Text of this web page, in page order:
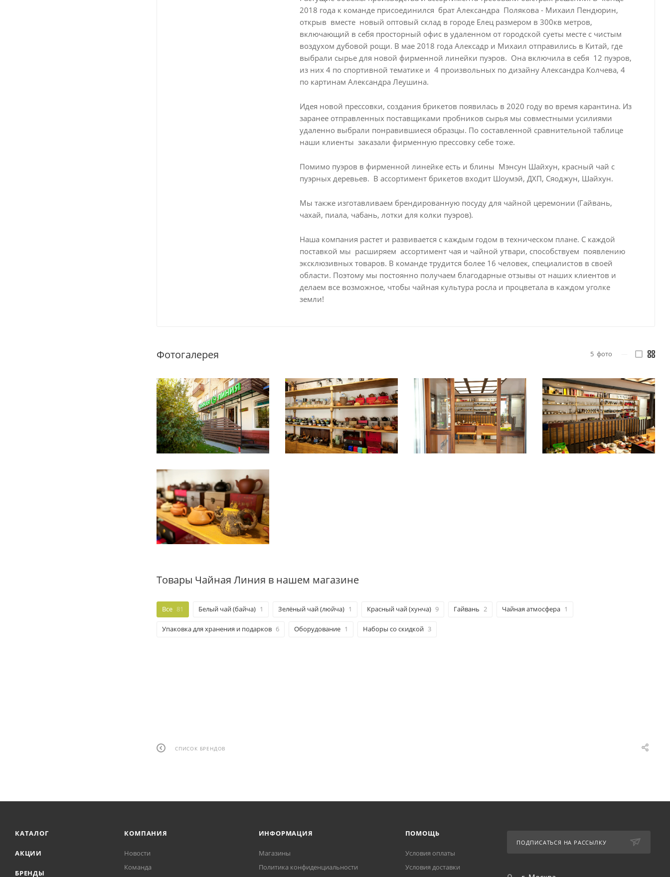
2018 года к команде присоединился брат Александра Полякова - Михаил Пендюрин,
открыв вместе новый оптовый склад в городе Елец размером в 300кв метров,
включающий в себя просторный офис в удаленном от городской суеты месте с чистым
воздухом дубовой рощи. В мае 2018 года Алексадр и Михаил отправились в Китай, где
выбрали сырье для новой фирменной линейки пуэров. Она включила в себя 12 пуэров,
из них 4 по спортивной тематике и 4 произвольных по дизайну Александра Колчева, 4
по картинам Александра Леушина.
Идея новой прессовки, создания брикетов появилась в 2020 году во время карантина. Из
заранее отправленных поставщиками пробников сырья мы совместными усилиями
удаленно выбрали понравившиеся образцы. По составленной сравнительной таблице
наши клиенты заказали фирменную прессовку себе тоже.
Помимо пуэров в фирменной линейке есть и блины Мэнсун Шайхун, красный чай с
пуэрных деревьев. В ассортимент брикетов входит Шоумэй, ДХП, Сяоджун, Шайхун.
Мы также изготавливаем брендированную посуду для чайной церемонии (Гайвань,
чахай, пиала, чабань, лотки для колки пуэров).
Наша компания растет и развивается с каждым годом в техническом плане. С каждой
поставкой мы расширяем ассортимент чая и чайной утвари, способствуем появлению
эксклюзивных товаров. В команде трудится более 16 человек, специалистов в своей
области. Поэтому мы постоянно получаем благодарные отзывы от наших клиентов и
делаем все возможное, чтобы чайная культура росла и процветала в каждом уголке
земли!
Фотогалерея 5 фото
Товары Чайная Линия в нашем магазине
Все 81 Белый чай (байча) 1 Зелёный чай (люйча) 1 Красный чай (хунча) 9 Гайвань 2 Чайная атмосфера 1
Упаковка для хранения и подарков 6 Оборудование 1 Наборы со скидкой 3
СПИСОК БРЕНДОВ
КАТАЛОГ
АКЦИИ
БРЕНДЫ
КОМПАНИЯ
Новости
Команда
ИНФОРМАЦИЯ
Магазины
Политика конфиденциальности
ПОМОЩЬ
Условия оплаты
Условия доставки
ПОДПИСАТЬСЯ НА РАССЫЛКУ